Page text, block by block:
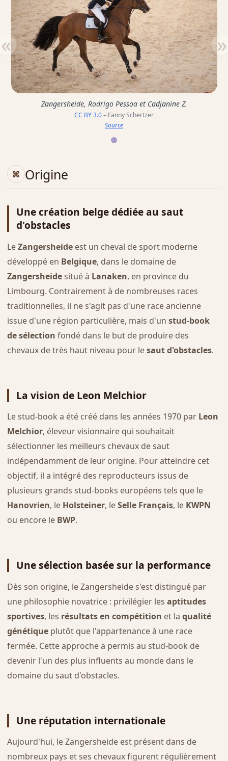
Zangersheide, Rodrigo Pessoa et Cadjanine Z.
CC BY 3.0– Fanny Schertzer
Source
« »
Origine
Une création belge dédiée au saut
d'obstacles
LeZangersheideest un cheval de sport moderne
développé en Belgique, dans le domaine de
Zangersheidesitué à Lanaken, en province du
Limbourg. Contrairement à de nombreuses races
traditionnelles, il ne s'agit pas d'une race ancienne
issue d'une région particulière, mais d'un stud-book
de sélection fondé dans le but de produire des
chevaux de très haut niveau pour lesaut d'obstacles.
La vision de Leon Melchior
Le stud-book a été créé dans les années 1970 par Leon
Melchior, éleveur visionnaire qui souhaitait
sélectionner les meilleurs chevaux de saut
indépendamment de leur origine. Pour atteindre cet
objectif, il a intégré des reproducteurs issus de
plusieurs grands stud-books européens tels que le
Hanovrien, le Holsteiner, leSelle Français, le KWPN
ou encore le BWP.
Une sélection basée sur la performance
Dès son origine, le Zangersheide s'est distingué par
une philosophie novatrice : privilégier les aptitudes
sportives, les résultats en compétition et la qualité
génétiqueplutôt que l'appartenance à une race
fermée. Cette approche a permis au stud-book de
devenir l'un des plus influents au monde dans le
domaine du saut d'obstacles.
Une réputation internationale
Aujourd'hui, le Zangersheide est présent dans de
nombreux pays et ses chevaux figurent régulièrement